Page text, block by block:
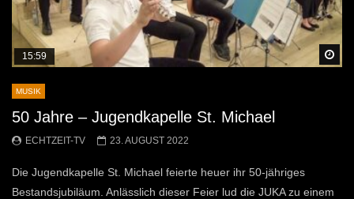
15:59
MUSIK
50 Jahre – Jugendkapelle St. Michael
ECHTZEIT-TV 23. AUGUST 2022
Die Jugendkapelle St. Michael feierte heuer ihr 50-jähriges
Bestandsjubiläum. Anlässlich dieser Feier lud die JUKA zu einem